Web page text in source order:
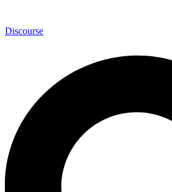
Discourse